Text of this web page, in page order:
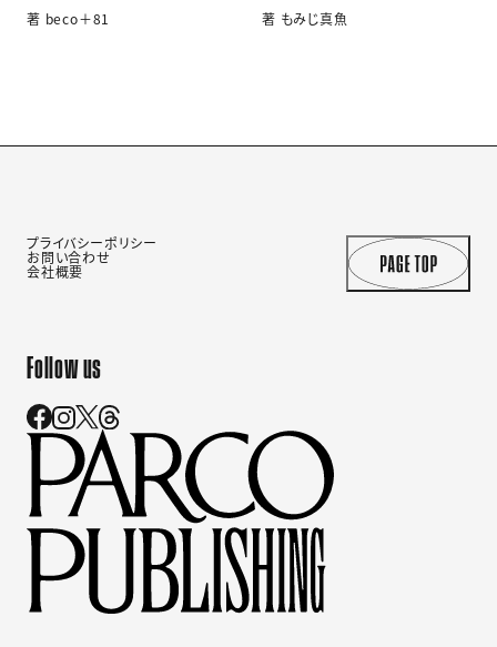
著 beco＋81 著 もみじ真魚
プライバシーポリシー
お問い合わせ
会社概要
Follow us